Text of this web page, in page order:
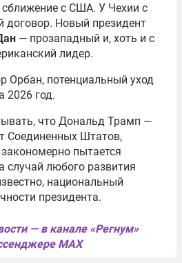
с США. У Чехии с
Новый президент
— прозападный и, хоть и с
лидер.
Орбан, потенциальный уход
2026 год.
что Дональд Трамп —
Соединенных Штатов,
пытается
случай любого развития
национальный
президента.
— в канале «Регнум»
MAX